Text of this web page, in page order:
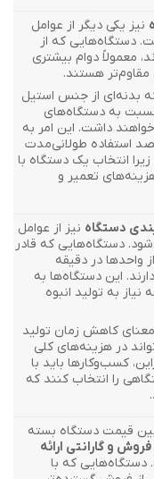
نیز یکی دیگر از عوامل
دستگاه‌هایی که از
معمولاً دوام بیشتری
مقاوم‌تر هستند.
بدنه‌ای از جنس استیل
به دستگاه‌های
داشت. این امر به
استفاده طولانی‌مدت
زیرا انتخاب یک دستگاه با
تعمیر و
دستگاه نیز از عوامل
دستگاه‌هایی که قادر
واحدها در دقیقه
این دستگاه‌ها به
به تولید انبوه
معنای کاهش زمان تولید
در هزینه‌های کلی
کسب‌وکارها باید با
را انتخاب کنند که
قیمت دستگاه بسته
و گارانتی ارائه
دستگاه‌هایی که با